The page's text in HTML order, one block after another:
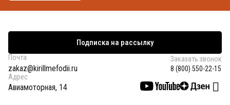
Подписка на рассылку
Почта
zakaz@kirillmefodii.ru
Заказать звонок
8 (800) 550-22-15
Адрес
Авиамоторная, 14